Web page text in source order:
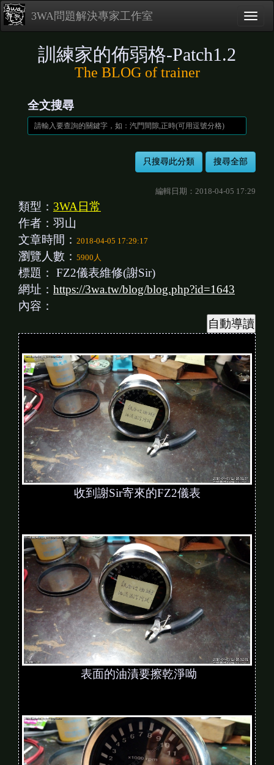
3WA問題解決專家工作室
訓練家的佈弱格-Patch1.2
The BLOG of trainer
全文搜尋
編輯日期：2018-04-05 17:29
類型： 3WA日常
作者：羽山
文章時間： 2018-04-05 17:29:17
瀏覽人數： 5900人
標題： FZ2儀表維修(謝Sir)
網址： https://3wa.tw/blog/blog.php?id=1643
內容：
收到謝Sir寄來的FZ2儀表
表面的油漬要擦乾淨呦